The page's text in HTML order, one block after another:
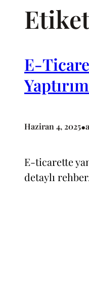
E-
Haziran 4, 2025•
E-ticarette
detaylı